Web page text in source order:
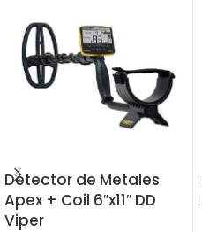
Detector de Metales
Apex + Coil 6″x11″ DD
Viper